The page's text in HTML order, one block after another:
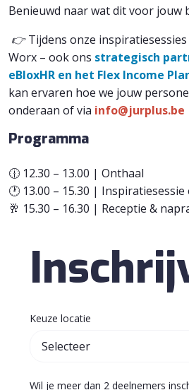
Benieuwd naar wat dit voor jouw
👉 Tijdens onze
Worx – ook ons strategisch
eBloxHR en het Flex Income
kan ervaren hoe we jouw
onderaan of via info@jurplus.be
Programma
🕧 12.30 – 13.00 | Onthaal
🕐 13.00 – 15.30 |
🥂 15.30 – 16.30 | Receptie &
Keuze locatie
Wil je meer dan 2 deelnemers